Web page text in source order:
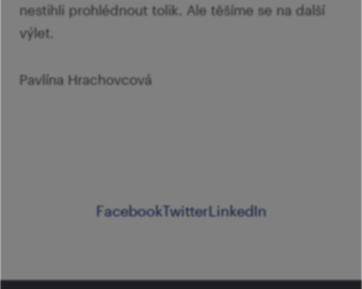
nestihli prohlédnout tolik. Ale těšíme se na další
výlet.
Pavlína Hrachovcová
FacebookTwitterLinkedIn